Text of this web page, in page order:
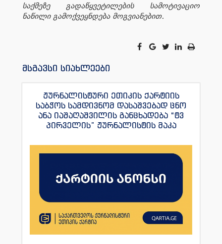
საქმეზე გადაწყვეტილების სამოტივაციო
ნაწილი გამოქვეყნდება მოგვიანებით.
მსგავსი სიახლეები
ჟურნალისტური ეთიკის ქარტიის
საბჭოს სამდივნომ დასაშვებად ცნო
ანა იაშაღაშვილის განცხადება “ტვ
პირველის” ჟურნალისტის მაკა